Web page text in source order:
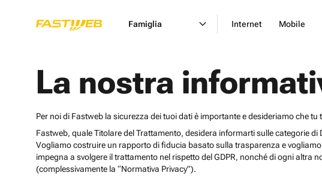
Famiglia Internet Mobile
La nostra
Per noi di Fastweb la sicurezza dei tuoi dati è importante e desideriamo che
Fastweb, quale Titolare del Trattamento, desidera informarti sulle categorie
Vogliamo costruire un rapporto di fiducia basato sulla trasparenza e
impegna a svolgere il trattamento nel rispetto del GDPR, nonché di ogni altra
(complessivamente la “Normativa Privacy”).